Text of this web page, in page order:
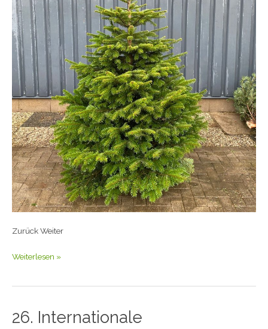
Zurück Weiter
Weiterlesen »
26. Internationale
26.
Internationale